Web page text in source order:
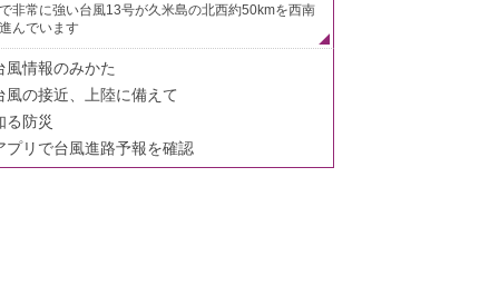
非常に強い台風13号が久米島の北西約50kmを西南
んでいます
風情報のみかた
風の接近、上陸に備えて
る防災
プリで台風進路予報を確認